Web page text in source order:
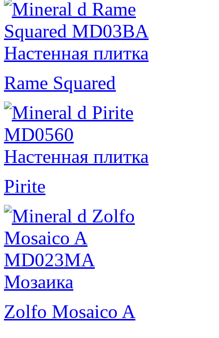
Rame Squared
Pirite
Zolfo Mosaico A